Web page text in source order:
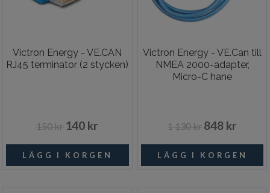
Victron Energy - VE.CAN
RJ45 terminator (2 stycken)
150 kr 140 kr
Victron Energy - VE.Can till
NMEA 2000-adapter,
Micro-C hane
1 130 kr 848 kr